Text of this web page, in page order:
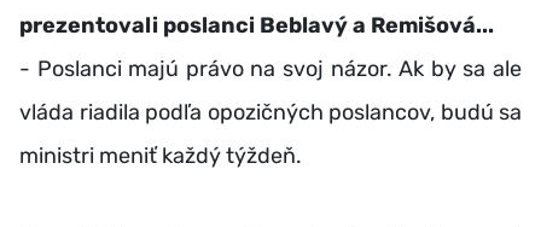
prezentovali poslanci Beblavý a Remišová...
- Poslanci majú právo na svoj názor. Ak by sa ale
vláda riadila podľa opozičných poslancov, budú sa
ministri meniť každý týždeň.